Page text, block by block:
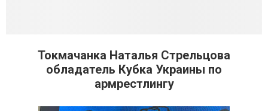
Токмачанка Наталья Стрельцова
обладатель Кубка Украины по
армрестлингу